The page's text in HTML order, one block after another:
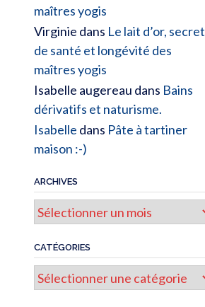
maîtres yogis
Virginie dans Le lait d’or, secret
de santé et longévité des
maîtres yogis
Isabelle augereau dans Bains
dérivatifs et naturisme.
Isabelle dans Pâte à tartiner
maison :-)
ARCHIVES
Archives
CATÉGORIES
Catégories